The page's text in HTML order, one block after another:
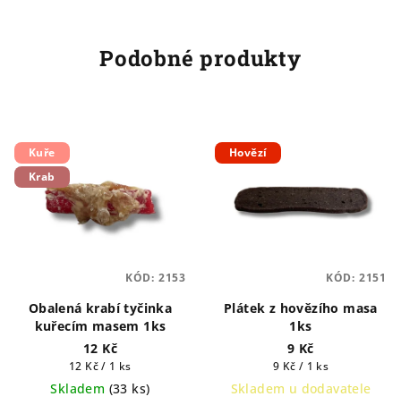
Podobné produkty
Kuře
Krab
Obalená krabí tyčinka
kuřecím masem 1ks
12 Kč
Měrná
cena:
12 Kč / 1 ks
Skladem (33 ks)
KÓD: 2153
Hovězí
Plátek z hovězího masa
1ks
9 Kč
Měrná
cena:
9 Kč / 1 ks
Skladem u dodavatele
KÓD: 2151